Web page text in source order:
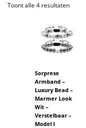
Toont alle 4 resultaten
Sorprese
Armband –
Luxury Bead –
Marmer Look
Wit –
Verstelbaar –
Model I